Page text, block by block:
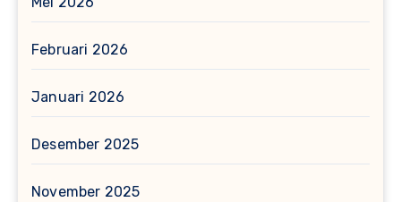
Februari 2026
Januari 2026
Desember 2025
November 2025